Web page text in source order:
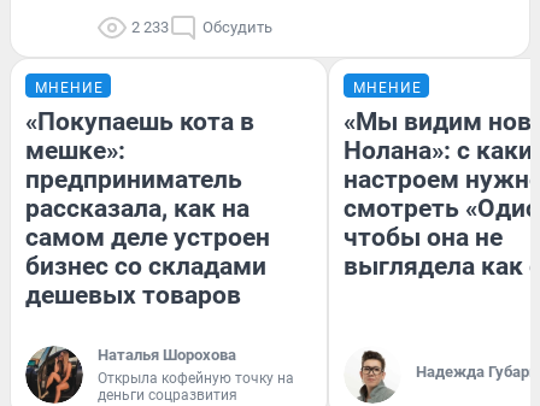
2 233 Обсудить
МНЕНИЕ
«Покупаешь кота в
мешке»:
предприниматель
рассказала, как на
самом деле устроен
бизнес со складами
дешевых товаров
Наталья Шорохова
Открыла кофейную точку на
деньги соцразвития
МНЕНИЕ
«Мы видим
Нолана»: с
настроем
смотреть
чтобы она не
выглядела как
Надежда Губарь